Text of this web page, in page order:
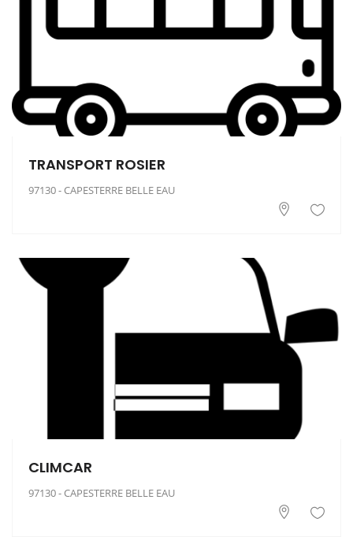
TRANSPORT ROSIER
97130 - CAPESTERRE BELLE EAU
CLIMCAR
97130 - CAPESTERRE BELLE EAU